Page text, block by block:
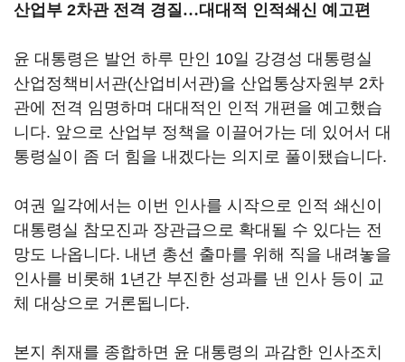
산업부 2차관 전격 경질…대대적 인적쇄신 예고편
윤 대통령은 발언 하루 만인 10일 강경성 대통령실
산업정책비서관(산업비서관)을 산업통상자원부 2차
관에 전격 임명하며 대대적인 인적 개편을 예고했습
니다. 앞으로 산업부 정책을 이끌어가는 데 있어서 대
통령실이 좀 더 힘을 내겠다는 의지로 풀이됐습니다.
여권 일각에서는 이번 인사를 시작으로 인적 쇄신이
대통령실 참모진과 장관급으로 확대될 수 있다는 전
망도 나옵니다. 내년 총선 출마를 위해 직을 내려놓을
인사를 비롯해 1년간 부진한 성과를 낸 인사 등이 교
체 대상으로 거론됩니다.
본지 취재를 종합하면 윤 대통령의 과감한 인사조치